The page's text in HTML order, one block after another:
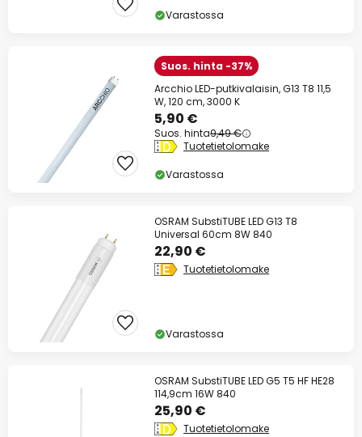
Varastossa
Suos. hinta -37%
Arcchio LED-putkivalaisin, G13 T8 11,5
W, 120 cm, 3000 K
5,90 €
Suos. hinta9,49 €
Tuotetietolomake
Varastossa
OSRAM SubstiTUBE LED G13 T8
Universal 60cm 8W 840
22,90 €
Tuotetietolomake
Varastossa
OSRAM SubstiTUBE LED G5 T5 HF HE28
114,9cm 16W 840
25,90 €
Tuotetietolomake